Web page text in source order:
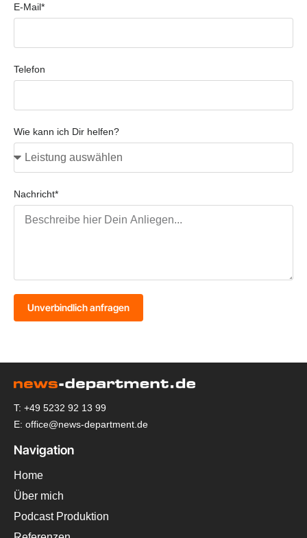
E-Mail*
Telefon
Wie kann ich Dir helfen?
Nachricht*
Unverbindlich anfragen
T: +49 5232 92 13 99
E: office@news-department.de
Navigation
Home
Über mich
Podcast Produktion